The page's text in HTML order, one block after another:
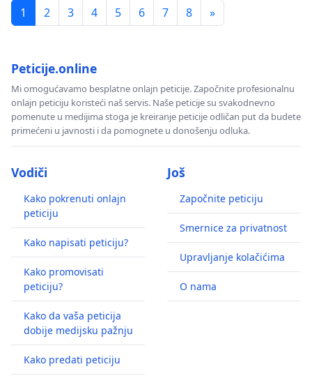
1
2 3 4 5 6 7 8 »
Peticije.online
Mi omogućavamo besplatne onlajn peticije. Započnite profesionalnu
onlajn peticiju koristeći naš servis. Naše peticije su svakodnevno
pomenute u medijima stoga je kreiranje peticije odličan put da budete
primećeni u javnosti i da pomognete u donošenju odluka.
Vodiči
Kako pokrenuti onlajn
peticiju
Kako napisati peticiju?
Kako promovisati
peticiju?
Kako da vaša peticija
dobije medijsku pažnju
Kako predati peticiju
Još
Započnite peticiju
Smernice za privatnost
Upravljanje kolačićima
O nama